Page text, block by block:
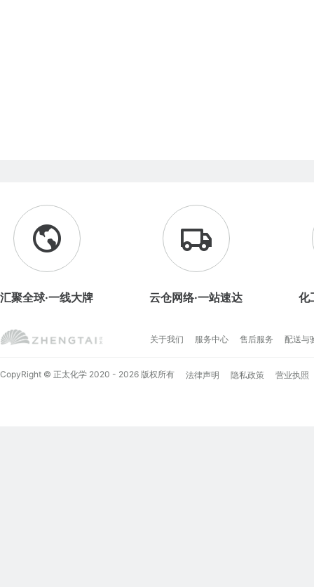
汇聚全球·一线大牌 云仓网络·一站速达 化
关于我们 服务中心 售后服务 配送与
CopyRight © 正太化学 2020 - 2026 版权所有 法律声明 隐私政策 营业执照